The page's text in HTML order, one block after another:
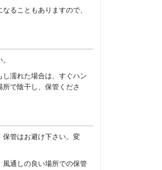
ることもありますので、
濡れた場合は、すぐハン
で陰干し、保管くださ
管はお避け下さい。変
通しの良い場所での保管